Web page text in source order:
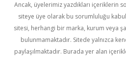
Ancak, üyelerimiz yazdıkları içeriklerin
siteye üye olarak bu sorumluluğu
sitesi, herhangi bir marka, kurum veya
bulunmamaktadır. Sitede yalnızca
paylaşılmaktadır. Burada yer alan